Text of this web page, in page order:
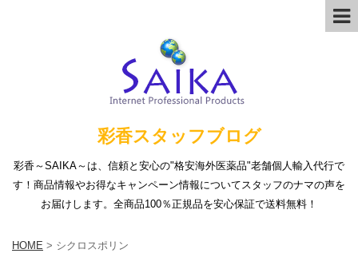
彩香スタッフブログ
彩香～SAIKA～は、信頼と安心の"格安海外医薬品"老舗個人輸入代行で
す！商品情報やお得なキャンペーン情報についてスタッフのナマの声を
お届けします。全商品100％正規品を安心保証で送料無料！
HOME > シクロスポリン